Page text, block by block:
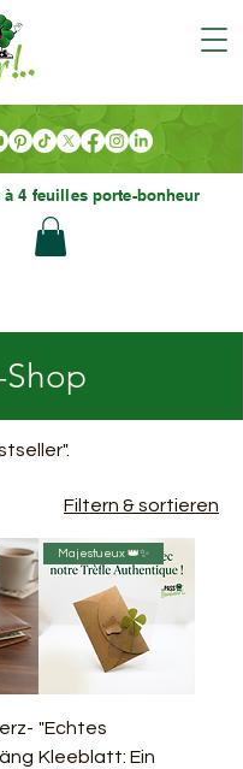
4 feuilles porte-bonheur
Filtern & sortieren
Majestueux 👑✨
"Echtes
Kleeblatt: Ein